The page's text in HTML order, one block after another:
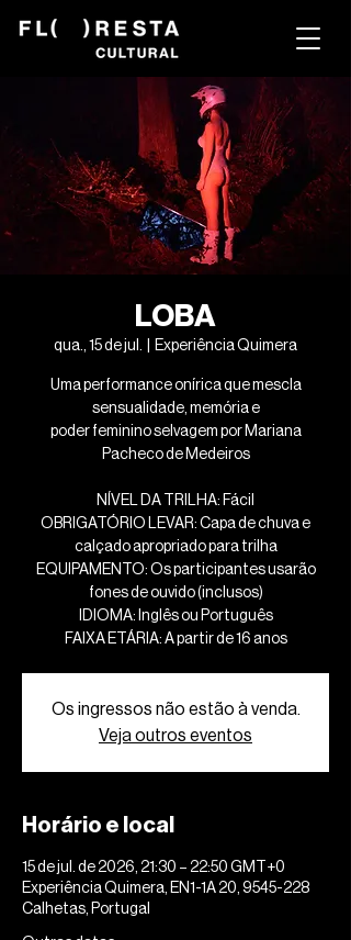
LOBA
qua., 15 de jul. Experiência Quimera
Uma performance onírica que mescla
sensualidade, memória e
poder feminino selvagem por Mariana
Pacheco de Medeiros
NÍVEL DA TRILHA: Fácil
OBRIGATÓRIO LEVAR: Capa de chuva e
calçado apropriado para trilha
EQUIPAMENTO: Os participantes usarão
fones de ouvido (inclusos)
IDIOMA: Inglês ou Português
FAIXA ETÁRIA: A partir de 16 anos
Os ingressos não estão à venda.
Veja outros eventos
Horário e local
15 de jul. de 2026, 21:30 – 22:50 GMT+0
Experiência Quimera, EN1-1A 20, 9545-228
Calhetas, Portugal